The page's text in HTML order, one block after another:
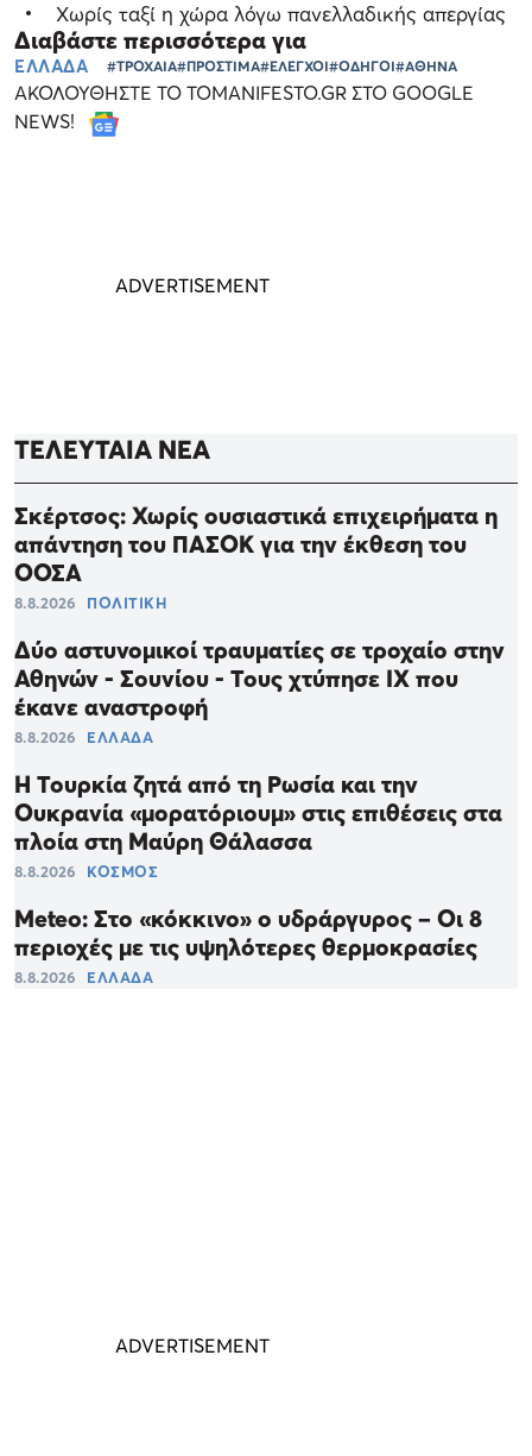
Χωρίς ταξί η χώρα λόγω πανελλαδικής απεργίας
Διαβάστε περισσότερα για
ΕΛΛΑΔΑ #ΤΡΟΧΑΙΑ#ΠΡΟΣΤΙΜΑ#ΕΛΕΓΧΟΙ#ΟΔΗΓΟΙ#ΑΘΗΝΑ
ΑΚΟΛΟΥΘΗΣΤΕ ΤΟ TOMANIFESTO.GR ΣΤΟ GOOGLE
NEWS!
ΤΕΛΕΥΤΑΙΑ ΝΕΑ
Σκέρτσος: Χωρίς ουσιαστικά επιχειρήματα η
απάντηση του ΠΑΣΟΚ για την έκθεση του
ΟΟΣΑ
8.8.2026 ΠΟΛΙΤΙΚΗ
Δύο αστυνομικοί τραυματίες σε τροχαίο στην
Αθηνών - Σουνίου - Τους χτύπησε ΙΧ που
έκανε αναστροφή
8.8.2026 ΕΛΛΑΔΑ
Η Τουρκία ζητά από τη Ρωσία και την
Ουκρανία «μορατόριουμ» στις επιθέσεις στα
πλοία στη Μαύρη Θάλασσα
8.8.2026 ΚΟΣΜΟΣ
Meteo: Στο «κόκκινο» ο υδράργυρος – Οι 8
περιοχές με τις υψηλότερες θερμοκρασίες
8.8.2026 ΕΛΛΑΔΑ